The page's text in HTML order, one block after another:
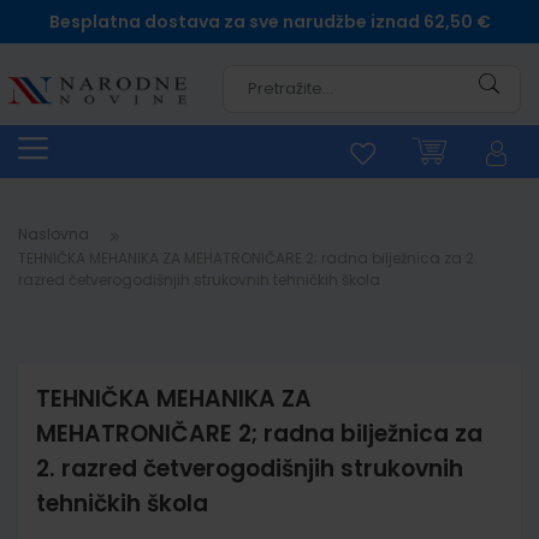
Besplatna dostava za sve narudžbe iznad 62,50 €
Naslovna
TEHNIČKA MEHANIKA ZA
MEHATRONIČARE 2; radna bilježnica za
2. razred četverogodišnjih strukovnih
tehničkih škola